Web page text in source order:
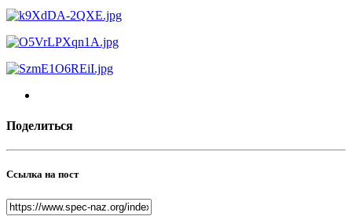
Поделиться
Ссылка на пост